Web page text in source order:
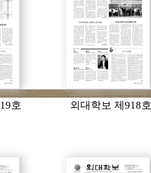
호 외대학보 제918호